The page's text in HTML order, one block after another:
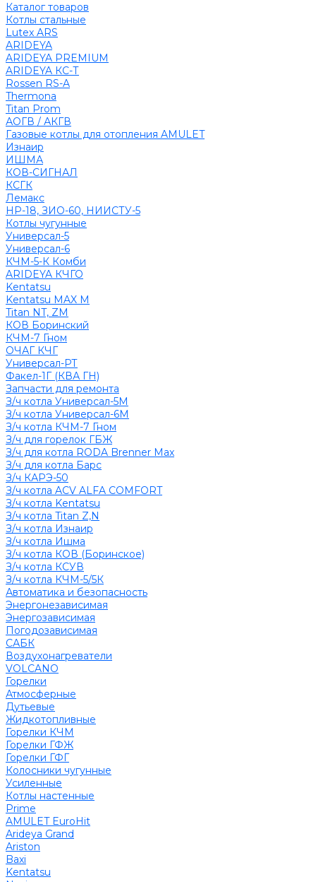
Каталог товаров
Котлы стальные
Lutex ARS
ARIDEYA
ARIDEYA PREMIUM
ARIDEYA КС-Т
Rossen RS-A
Thermona
Titan Prom
АОГВ / АКГВ
Газовые котлы для отопления AMULET
Изнаир
ИШМА
КОВ-СИГНАЛ
КСГК
Лемакс
НР-18, ЗИО-60, НИИСТУ-5
Котлы чугунные
Универсал-5
Универсал-6
КЧМ-5-К Комби
ARIDEYA КЧГО
Kentatsu
Kentatsu MAX M
Titan NT, ZM
КОВ Боринский
КЧМ-7 Гном
ОЧАГ КЧГ
Универсал-РТ
Факел-1Г (КВА ГН)
Запчасти для ремонта
З/ч котла Универсал-5М
З/ч котла Универсал-6М
З/ч котла КЧМ-7 Гном
З/ч для горелок ГБЖ
З/ч для котла RODA Brenner Max
З/ч для котла Барс
З/ч КАРЭ-50
З/ч котла ACV ALFA COMFORT
З/ч котла Kentatsu
З/ч котла Titan Z,N
З/ч котла Изнаир
З/ч котла Ишма
З/ч котла КОВ (Боринское)
З/ч котла КСУВ
З/ч котла КЧМ-5/5К
Автоматика и безопасность
Энергонезависимая
Энергозависимая
Погодозависимая
САБК
Воздухонагреватели
VOLCANO
Горелки
Атмосферные
Дутьевые
Жидкотопливные
Горелки КЧМ
Горелки ГФЖ
Горелки ГФГ
Колосники чугунные
Усиленные
Котлы настенные
Prime
AMULET EuroHit
Arideya Grand
Ariston
Baxi
Kentatsu